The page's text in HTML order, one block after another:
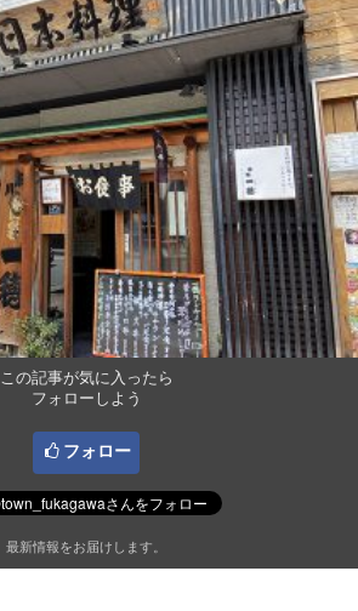
この記事が気に入ったら
フォローしよう
フォロー
最新情報をお届けします。